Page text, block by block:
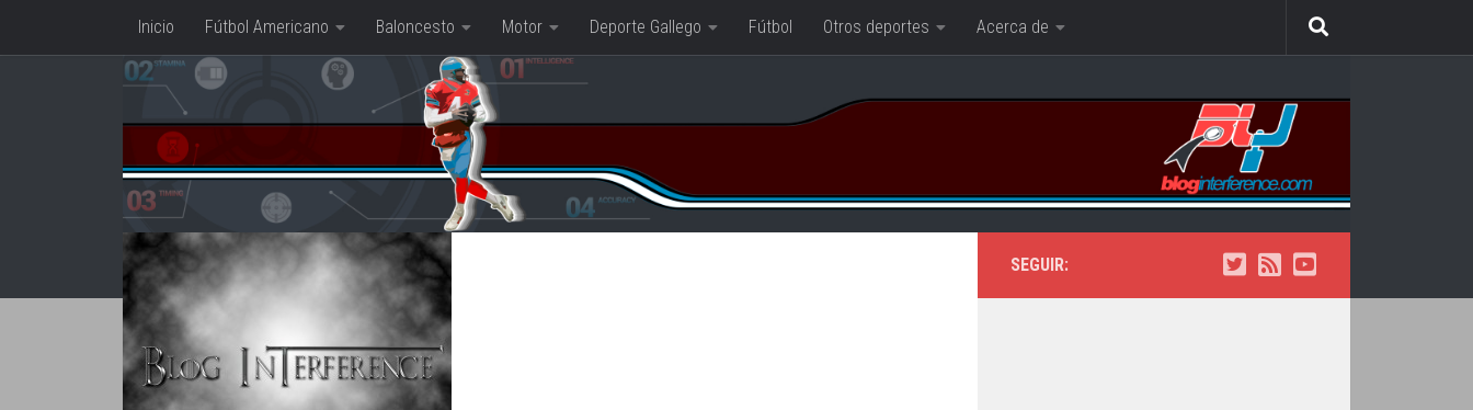
Saltar al contenido
Inicio Fútbol Americano Baloncesto Motor Deporte Gallego Fútbol Otros deportes Acerca de
SEGUIR: